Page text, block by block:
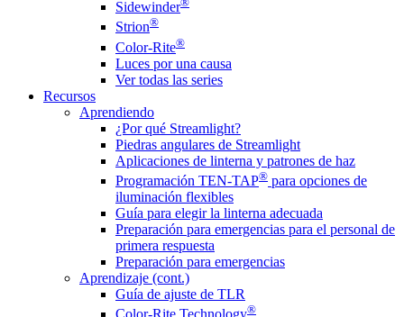
Sidewinder
Strion®
Color-Rite®
Luces por una causa
Ver todas las series
Recursos
Aprendiendo
¿Por qué Streamlight?
Piedras angulares de Streamlight
Aplicaciones de linterna y patrones de haz
Programación TEN-TAP® para opciones de
iluminación flexibles
Guía para elegir la linterna adecuada
Preparación para emergencias para el personal de
primera respuesta
Preparación para emergencias
Aprendizaje (cont.)
Guía de ajuste de TLR
®